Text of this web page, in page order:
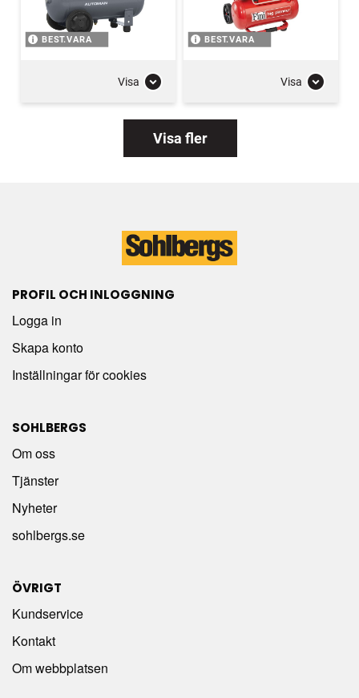
BEST.VARA
Visa
BEST.VARA
Visa
Visa fler
PROFIL OCH INLOGGNING
Logga in
Skapa konto
Inställningar för cookies
SOHLBERGS
Om oss
Tjänster
Nyheter
sohlbergs.se
ÖVRIGT
Kundservice
Kontakt
Om webbplatsen